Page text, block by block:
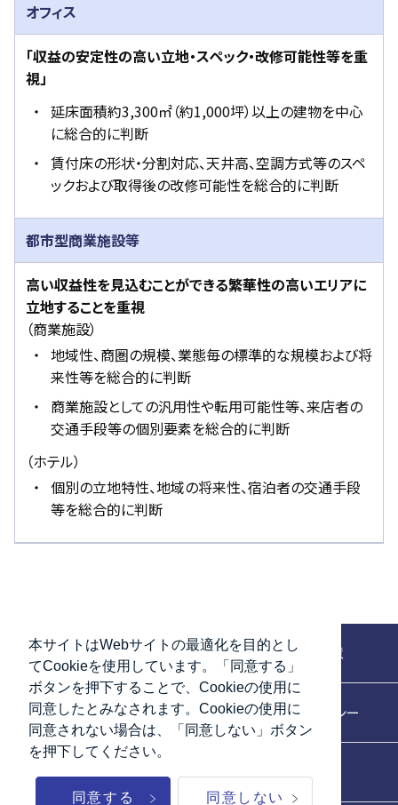
本サイトはWebサイトの最適化を目的とし
てCookieを使用しています。「同意する」
ボタンを押下することで、Cookieの使用に
同意したとみなされます。Cookieの使用に
同意されない場合は、「同意しない」ボタン
を押下してください。
同意しない
同意する
オフィス
「収益の安定性の高い立地・スペック・改修可能性等を重
視」
延床面積約3,300㎡（約1,000坪）以上の建物を中心
に総合的に判断
賃付床の形状・分割対応、天井高、空調方式等のスペ
ックおよび取得後の改修可能性を総合的に判断
都市型商業施設等
高い収益性を見込むことができる繁華性の高いエリアに
立地することを重視
（商業施設）
地域性、商圏の規模、業態毎の標準的な規模および将
来性等を総合的に判断
商業施設としての汎用性や転用可能性等、来店者の
交通手段等の個別要素を総合的に判断
（ホテル）
個別の立地特性、地域の将来性、宿泊者の交通手段
等を総合的に判断
お問い合わせ ご利用上の注意
アクセシビリティ プライバシーポリシー